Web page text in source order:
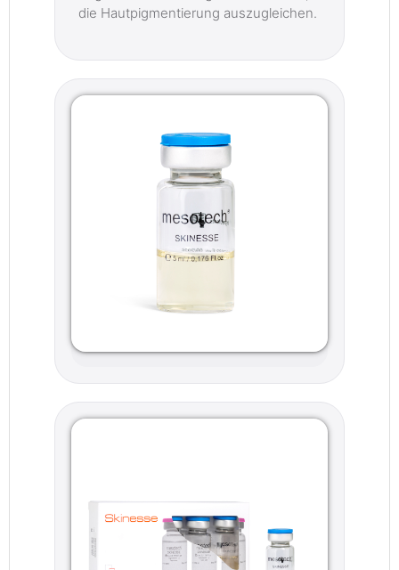
die Hautpigmentierung auszugleichen.